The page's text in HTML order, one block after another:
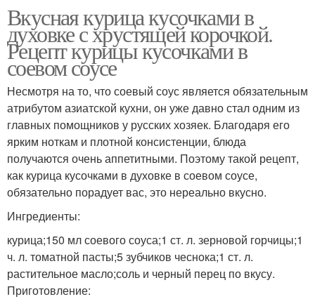
Вкусная курица кусочками в
духовке с хрустящей корочкой.
Рецепт курицы кусочками в
соевом соусе
Несмотря на то, что соевый соус является обязательным
атрибутом азиатской кухни, он уже давно стал одним из
главных помощников у русских хозяек. Благодаря его
ярким ноткам и плотной консистенции, блюда
получаются очень аппетитными. Поэтому такой рецепт,
как курица кусочками в духовке в соевом соусе,
обязательно порадует вас, это нереально вкусно.
Ингредиенты:
курица;150 мл соевого соуса;1 ст. л. зерновой горчицы;1
ч. л. томатной пасты;5 зубчиков чеснока;1 ст. л.
растительное масло;соль и черный перец по вкусу.
Приготовление: